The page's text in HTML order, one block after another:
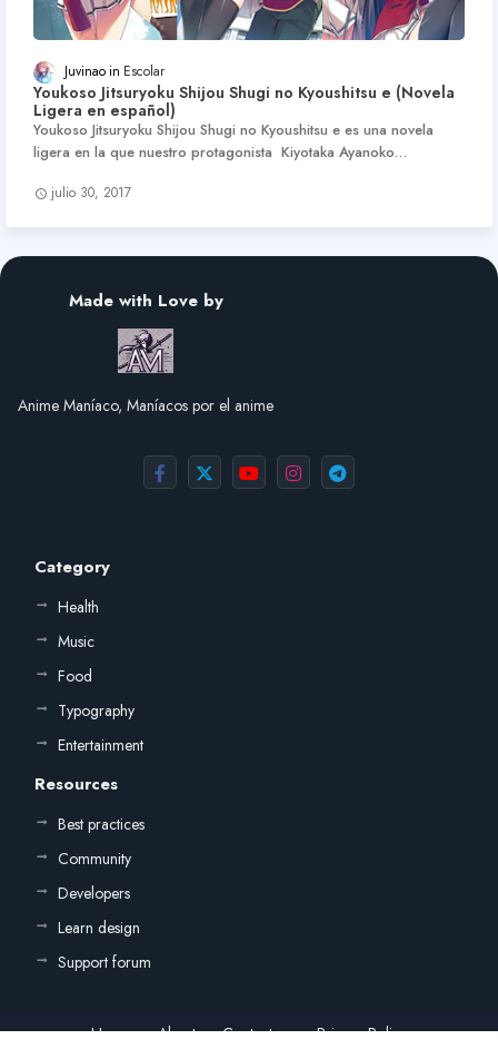
Juvinao Escolar
Youkoso Jitsuryoku Shijou Shugi no Kyoushitsu e (Novela
Ligera en español)
Youkoso Jitsuryoku Shijou Shugi no Kyoushitsu e es una novela
ligera en la que nuestro protagonista Kiyotaka Ayanoko…
julio 30, 2017
Made with Love by
Anime Maníaco, Maníacos por el anime
Category
Health
Music
Food
Typography
Entertainment
Resources
Best practices
Community
Developers
Learn design
Support forum
Home About Contact us Privacy Policy